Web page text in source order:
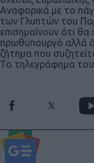
Αναφορικά με το
των Γλυπτών του
επισημαίνουν ότι
πρωθυπουργό αλλά
ζήτημα που
Το τηλεγράφημα